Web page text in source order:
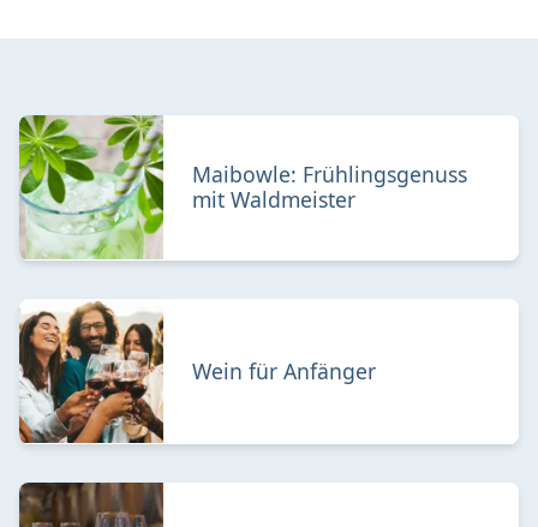
Maibowle: Frühlingsgenuss
mit Waldmeister
Wein für Anfänger